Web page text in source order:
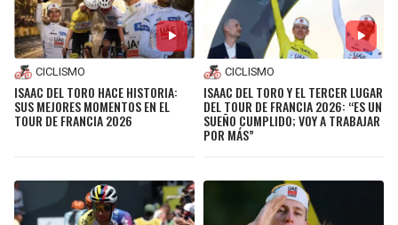
CICLISMO
ISAAC DEL TORO HACE HISTORIA:
SUS MEJORES MOMENTOS EN EL
TOUR DE FRANCIA 2026
CICLISMO
ISAAC DEL TORO Y EL TERCER LUGAR
DEL TOUR DE FRANCIA 2026: “ES UN
SUEÑO CUMPLIDO; VOY A TRABAJAR
POR MÁS”